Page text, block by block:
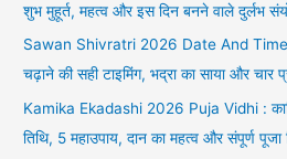
शुभ मुहूर्त, महत्व और इस दिन बनने वाले दुर्लभ
Sawan Shivratri 2026 Date And Time :
चढ़ाने की सही टाइमिंग, भद्रा का साया और चार
Kamika Ekadashi 2026 Puja Vidhi :
तिथि, 5 महाउपाय, दान का महत्व और संपूर्ण पूजा